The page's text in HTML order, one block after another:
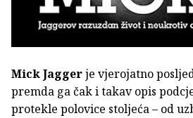
Mick Jaggerje vjerojatno
premda ga čak i takav opis
protekle polovice stoljeća – od